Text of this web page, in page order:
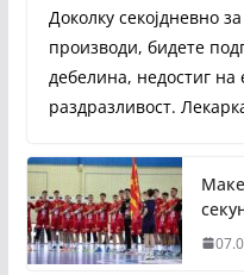
Доколку секојдневно
производи, бидете
дебелина, недостиг на
раздразливост.